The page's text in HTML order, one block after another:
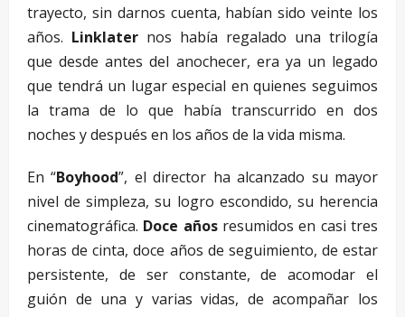
trayecto, sin darnos cuenta, habían sido veinte los
años. Linklater nos había regalado una trilogía
que desde antes del anochecer, era ya un legado
que tendrá un lugar especial en quienes seguimos
la trama de lo que había transcurrido en dos
noches y después en los años de la vida misma.
En “Boyhood”, el director ha alcanzado su mayor
nivel de simpleza, su logro escondido, su herencia
cinematográfica. Doce añosresumidos en casi tres
horas de cinta, doce años de seguimiento, de estar
persistente, de ser constante, de acomodar el
guión de una y varias vidas, de acompañar los